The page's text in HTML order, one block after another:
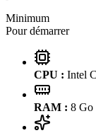
Minimum
Pour démarrer
CPU : Intel
RAM : 8 Go